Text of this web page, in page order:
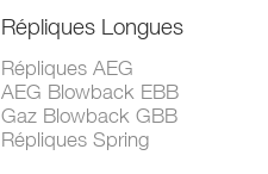
Répliques Longues
Répliques AEG
AEG Blowback EBB
Gaz Blowback GBB
Répliques Spring